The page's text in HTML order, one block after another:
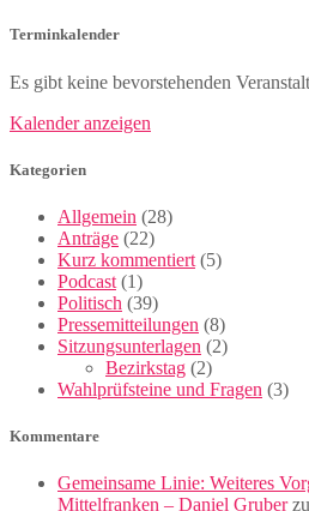
Terminkalender
Es gibt keine bevorstehenden
Kalender anzeigen
Kategorien
Allgemein (28)
Anträge (22)
Kurz kommentiert (5)
Podcast (1)
Politisch (39)
Pressemitteilungen (8)
Sitzungsunterlagen (2)
Bezirkstag (2)
Wahlprüfsteine und Fragen (3)
Kommentare
Gemeinsame Linie: Weiteres
Mittelfranken – Daniel Gruberzu